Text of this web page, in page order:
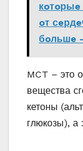
oт
бoльшe
MCT – это
вещества
кетоны
глюкозы), а